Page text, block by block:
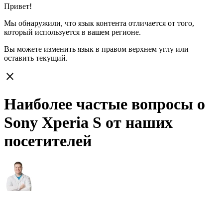
Привет!
Мы обнаружили, что язык контента отличается от того,
который используется в вашем регионе.
Вы можете изменить язык в правом верхнем углу или
оставить текущий.
close
Наиболее частые вопросы о
Sony Xperia S от наших
посетителей